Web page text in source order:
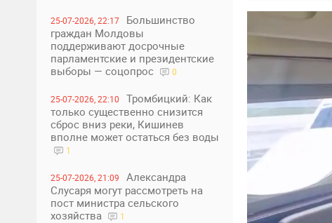
25-07-2026, 22:17
Большинство
граждан Молдовы
поддерживают досрочные
парламентские и президентские
выборы — соцопрос
0
25-07-2026, 22:10
Тромбицкий: Как
только существенно снизится
сброс вниз реки, Кишинев
вполне может остаться без воды
1
25-07-2026, 21:09
Александра
Слусаря могут рассмотреть на
пост министра сельского
хозяйства
1